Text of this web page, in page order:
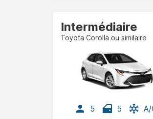
Intermédiaire
Toyota Corolla ou similaire
5 5
A/